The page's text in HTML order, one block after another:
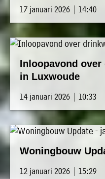
17 januari 2026 | 14:40
Inloopavond
in Luxwoude
14 januari 2026 | 10:33
Woningbouw
12 januari 2026 | 15:29